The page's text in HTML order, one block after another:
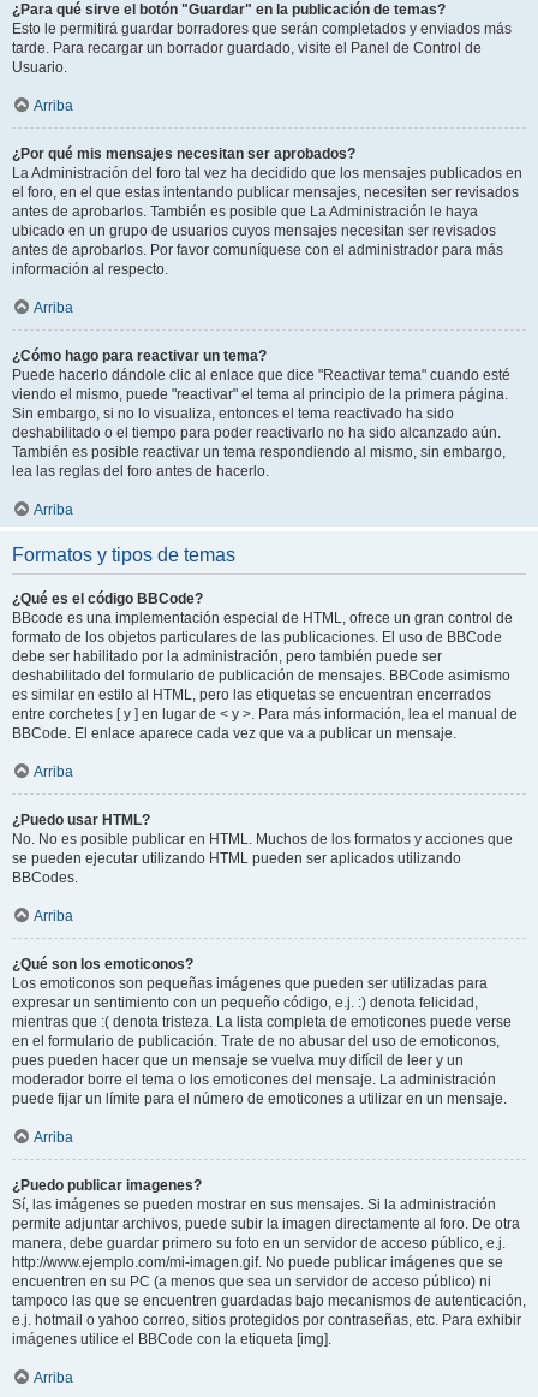
¿Para qué sirve el botón "Guardar" en la publicación de temas?
Esto le permitirá guardar borradores que serán completados y enviados más
tarde. Para recargar un borrador guardado, visite el Panel de Control de
Usuario.
Arriba
¿Por qué mis mensajes necesitan ser aprobados?
La Administración del foro tal vez ha decidido que los mensajes publicados en
el foro, en el que estas intentando publicar mensajes, necesiten ser revisados
antes de aprobarlos. También es posible que La Administración le haya
ubicado en un grupo de usuarios cuyos mensajes necesitan ser revisados
antes de aprobarlos. Por favor comuníquese con el administrador para más
información al respecto.
Arriba
¿Cómo hago para reactivar un tema?
Puede hacerlo dándole clic al enlace que dice "Reactivar tema" cuando esté
viendo el mismo, puede "reactivar" el tema al principio de la primera página.
Sin embargo, si no lo visualiza, entonces el tema reactivado ha sido
deshabilitado o el tiempo para poder reactivarlo no ha sido alcanzado aún.
También es posible reactivar un tema respondiendo al mismo, sin embargo,
lea las reglas del foro antes de hacerlo.
Arriba
Formatos y tipos de temas
¿Qué es el código BBCode?
BBcode es una implementación especial de HTML, ofrece un gran control de
formato de los objetos particulares de las publicaciones. El uso de BBCode
debe ser habilitado por la administración, pero también puede ser
deshabilitado del formulario de publicación de mensajes. BBCode asimismo
es similar en estilo al HTML, pero las etiquetas se encuentran encerrados
entre corchetes [ y ] en lugar de < y >. Para más información, lea el manual de
BBCode. El enlace aparece cada vez que va a publicar un mensaje.
Arriba
¿Puedo usar HTML?
No. No es posible publicar en HTML. Muchos de los formatos y acciones que
se pueden ejecutar utilizando HTML pueden ser aplicados utilizando
BBCodes.
Arriba
¿Qué son los emoticonos?
Los emoticonos son pequeñas imágenes que pueden ser utilizadas para
expresar un sentimiento con un pequeño código, e.j. :) denota felicidad,
mientras que :( denota tristeza. La lista completa de emoticones puede verse
en el formulario de publicación. Trate de no abusar del uso de emoticonos,
pues pueden hacer que un mensaje se vuelva muy difícil de leer y un
moderador borre el tema o los emoticones del mensaje. La administración
puede fijar un límite para el número de emoticones a utilizar en un mensaje.
Arriba
¿Puedo publicar imagenes?
Sí, las imágenes se pueden mostrar en sus mensajes. Si la administración
permite adjuntar archivos, puede subir la imagen directamente al foro. De otra
manera, debe guardar primero su foto en un servidor de acceso público, e.j.
http://www.ejemplo.com/mi-imagen.gif. No puede publicar imágenes que se
encuentren en su PC (a menos que sea un servidor de acceso público) ni
tampoco las que se encuentren guardadas bajo mecanismos de autenticación,
e.j. hotmail o yahoo correo, sitios protegidos por contraseñas, etc. Para exhibir
imágenes utilice el BBCode con la etiqueta [img].
Arriba